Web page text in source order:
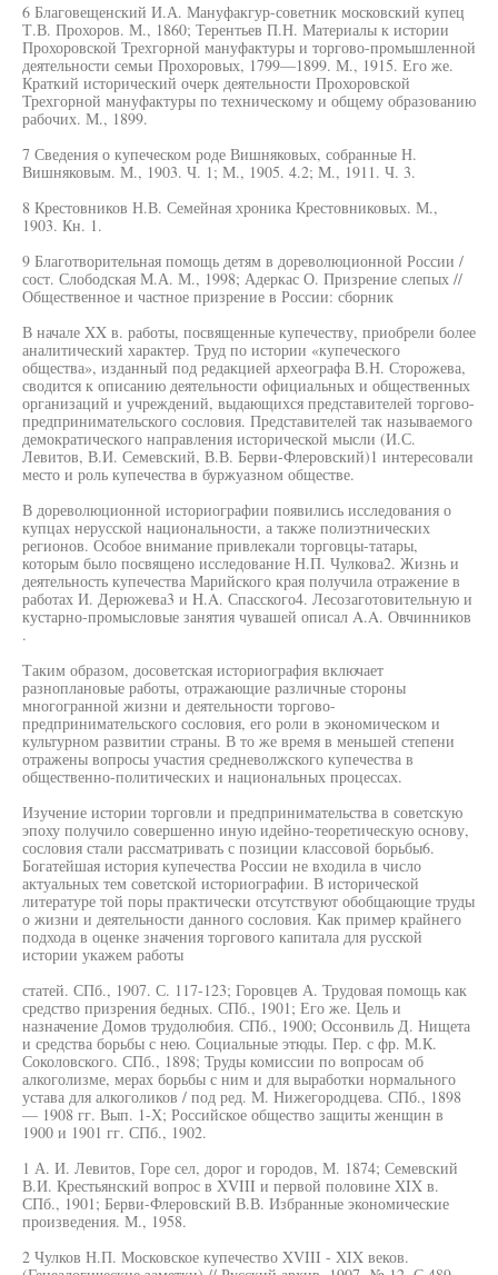
6 Благовещенский И.А. Мануфакгур-советник московский купец
Т.В. Прохоров. М., 1860; Терентьев П.Н. Материалы к истории
Прохоровской Трехгорной мануфактуры и торгово-промышленной
деятельности семьи Прохоровых, 1799—1899. М., 1915. Его же.
Краткий исторический очерк деятельности Прохоровской
Трехгорной мануфактуры по техническому и общему образованию
рабочих. М., 1899.
7 Сведения о купеческом роде Вишняковых, собранные Н.
Вишняковым. М., 1903. Ч. 1; М., 1905. 4.2; М., 1911. Ч. 3.
8 Крестовников Н.В. Семейная хроника Крестовниковых. М.,
1903. Кн. 1.
9 Благотворительная помощь детям в дореволюционной России /
сост. Слободская М.А. М., 1998; Адеркас О. Призрение слепых //
Общественное и частное призрение в России: сборник
В начале XX в. работы, посвященные купечеству, приобрели более
аналитический характер. Труд по истории «купеческого
общества», изданный под редакцией археографа В.Н. Сторожева,
сводится к описанию деятельности официальных и общественных
организаций и учреждений, выдающихся представителей торгово-
предпринимательского сословия. Представителей так называемого
демократического направления исторической мысли (И.С.
Левитов, В.И. Семевский, В.В. Берви-Флеровский)1 интересовали
место и роль купечества в буржуазном обществе.
В дореволюционной историографии появились исследования о
купцах нерусской национальности, а также полиэтнических
регионов. Особое внимание привлекали торговцы-татары,
которым было посвящено исследование Н.П. Чулкова2. Жизнь и
деятельность купечества Марийского края получила отражение в
работах И. Дерюжева3 и H.A. Спасского4. Лесозаготовительную и
кустарно-промысловые занятия чувашей описал A.A. Овчинников
.
Таким образом, досоветская историография включает
разноплановые работы, отражающие различные стороны
многогранной жизни и деятельности торгово-
предпринимательского сословия, его роли в экономическом и
культурном развитии страны. В то же время в меньшей степени
отражены вопросы участия средневолжского купечества в
общественно-политических и национальных процессах.
Изучение истории торговли и предпринимательства в советскую
эпоху получило совершенно иную идейно-теоретическую основу,
сословия стали рассматривать с позиции классовой борьбы6.
Богатейшая история купечества России не входила в число
актуальных тем советской историографии. В исторической
литературе той поры практически отсутствуют обобщающие труды
о жизни и деятельности данного сословия. Как пример крайнего
подхода в оценке значения торгового капитала для русской
истории укажем работы
статей. СПб., 1907. С. 117-123; Горовцев А. Трудовая помощь как
средство призрения бедных. СПб., 1901; Его же. Цель и
назначение Домов трудолюбия. СПб., 1900; Оссонвиль Д. Нищета
и средства борьбы с нею. Социальные этюды. Пер. с фр. М.К.
Соколовского. СПб., 1898; Труды комиссии по вопросам об
алкоголизме, мерах борьбы с ним и для выработки нормального
устава для алкоголиков / под ред. М. Нижегородцева. СПб., 1898
— 1908 гг. Вып. 1-Х; Российское общество защиты женщин в
1900 и 1901 гг. СПб., 1902.
1 А. И. Левитов, Горе сел, дорог и городов, М. 1874; Семевский
В.И. Крестьянский вопрос в XVIII и первой половине XIX в.
СПб., 1901; Берви-Флеровский В.В. Избранные экономические
произведения. М., 1958.
2 Чулков Н.П. Московское купечество XVIII - XIX веков.